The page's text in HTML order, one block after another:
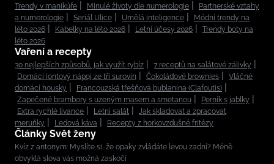
Trendy v manikúře Minulé životy dle numerologie
Partnerské vztahy
a numerologie
Seriál Ulice Umělá inteligence
Módní trendy na
léto 2026
Kabelky na léto 2026 Letní účesy 2026
Trendy boty na
léto 2026
Vaření a recepty
30 nejlepších způsobů, jak využít rybíz
7 receptů na salátové zálivky
Domácí iontový nápoj ze tří surovin
Čokoládové brownies
Vláčné
domácí housky
Francouzská třešňová bublanina (Clafoutis)
Zapečené brambory s uzeným masem a smetanou
Perník s jablky
Extra rychlé lívance
Letní salát
Jak skladovat a zpracovat
meruňky
Ledová káva Recepty z horkovzdušné fritézy
Články Svět ženy
Kvíz z antonym: Myslíte si, že opaky zvládáte levou zadní? Méně
obvyklá slova vás možná zaskočí